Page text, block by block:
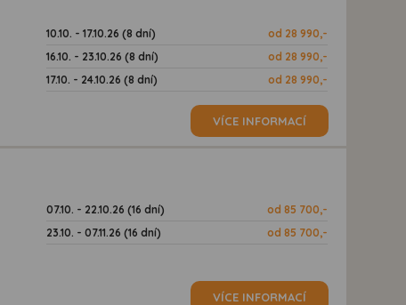
10.10. - 17.10.26 (8 dní)
od 28 990,-
16.10. - 23.10.26 (8 dní)
od 28 990,-
17.10. - 24.10.26 (8 dní)
od 28 990,-
VÍCE INFORMACÍ
07.10. - 22.10.26 (16 dní)
od 85 700,-
23.10. - 07.11.26 (16 dní)
od 85 700,-
VÍCE INFORMACÍ